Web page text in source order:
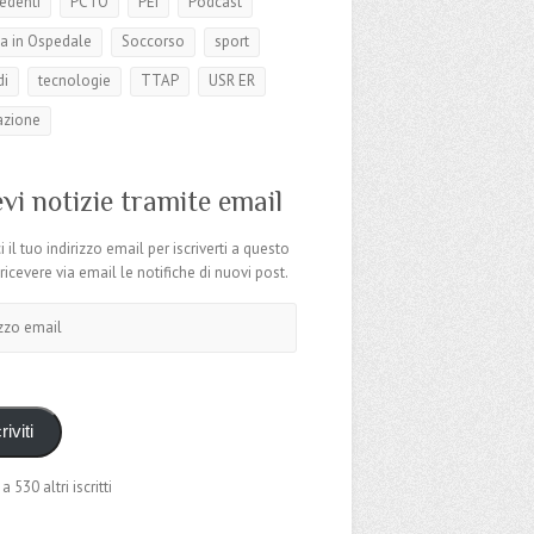
in Ospedale
Soccorso
sport
tecnologie TTAP
USR ER
notizie tramite email
il tuo indirizzo email per iscriverti a questo
via email le notifiche di nuovi post.
530 altri iscritti